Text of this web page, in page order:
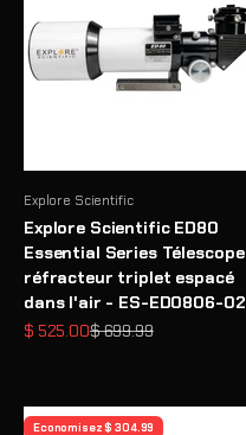
Explore Scientific
Explore Scientific ED80
Essential Series Télescope
réfracteur triplet espacé
dans l'air - ES-ED0806-02
Prix de vente
$ 525.00Prix normal
$ 699.99
Economisez $ 304.99